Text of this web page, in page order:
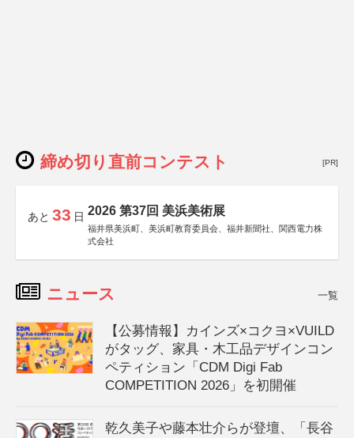
締め切り直前コンテスト [PR]
あと 33 日 2026 第37回 美浜美術展
福井県美浜町、美浜町教育委員会、福井新聞社、関西電力株
式会社
ニュース 一覧
【公募情報】カインズ×コクヨ×VUILD
がタッグ、家具・木工品デザインコン
ペティション「CDM Digi Fab
COMPETITION 2026」を初開催
乾久美子や藤本壮介らが登壇、「長谷